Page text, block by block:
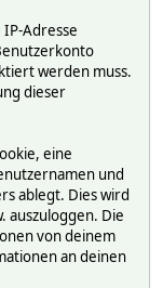
Adresse
werden muss.
dieser
eine
und
ablegt. Dies wird
auszuloggen. Die
von deinem
an deinen